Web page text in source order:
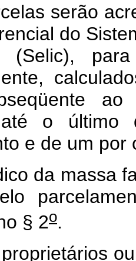
serão
do
(Selic),
até o
e de um por
da massa
§ 2o.